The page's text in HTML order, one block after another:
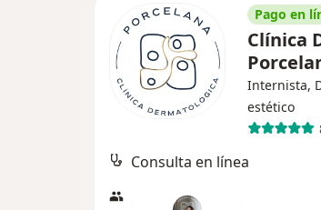
Pago en
Clínica
Internista,
estético
Consulta en línea